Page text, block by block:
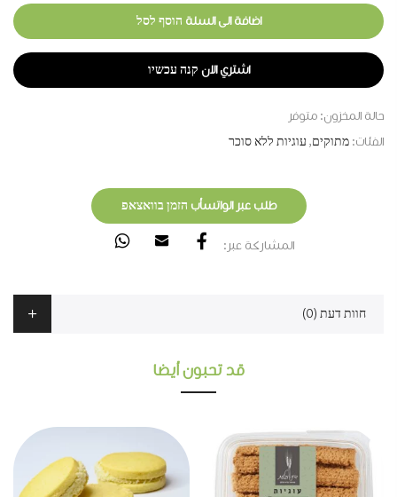
اضافة الى السلة הוסף לסל
اشتري الان קנה עכשיו
حالة المخزون: متوفر
الفئات: מתוקים, עוגיות ללא סוכר
طلب عبر الواتسأب הזמן בוואצאפ
المشاركة عبر:
חוות דעת (0)
قد تحبون أيضا